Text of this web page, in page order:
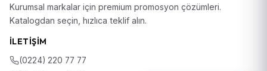
Kurumsal markalar için premium promosyon çözümleri.
Katalogdan seçin, hızlıca teklif alın.
İLETIŞIM
(0224) 220 77 77